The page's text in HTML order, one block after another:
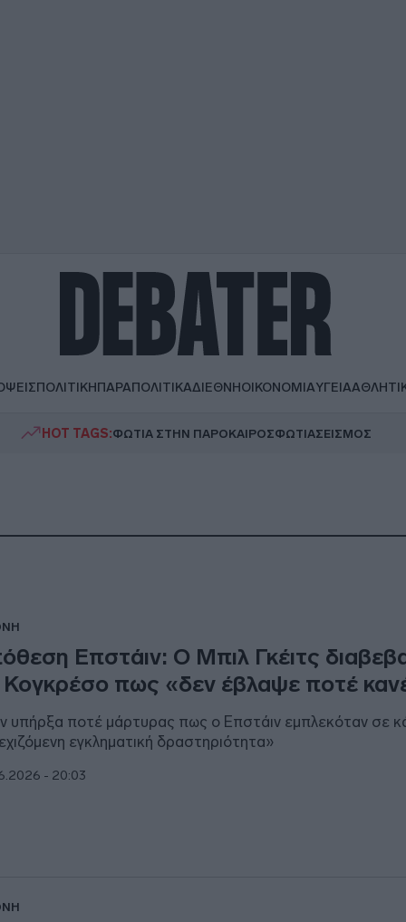
ΠΟΛΙΤΙΚΗΠΑΡΑΠΟΛΙΤΙΚΑΔΙΕΘΝΗΟΙΚΟΝΟΜΙΑΥΓΕΙΑ
HOT TAGS:ΦΩΤΙΑ ΣΤΗΝ ΠΑΡΟΚΑΙΡΟΣΦΩΤΙΑΣΕΙΣΜΟΣ
Επστάιν: Ο Μπιλ Γκέιτς
Κογκρέσο πως «δεν έβλαψε ποτέ
υπήρξα ποτέ μάρτυρας πως ο Επστάιν εμπλεκόταν σε
εγκληματική δραστηριότητα»
- 20:03